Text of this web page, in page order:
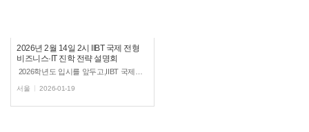
2026년 2월 14일 2시 IIBT 국제 전형
비즈니스·IT 진학 전략 설명회
서울 2026-01-19